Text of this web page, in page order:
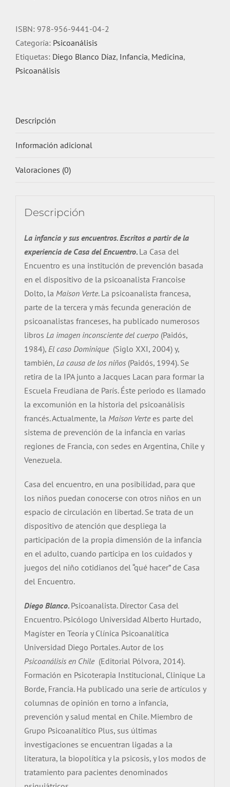
ISBN: 978-956-9441-04-2
Categoría: Psicoanálisis
Etiquetas: Diego Blanco Díaz, Infancia, Medicina,
Psicoanálisis
Descripción
Información adicional
Valoraciones (0)
Descripción
La infancia y sus encuentros. Escritos a partir de la
experiencia de Casa del Encuentro. La Casa del
Encuentro es una institución de prevención basada
en el dispositivo de la psicoanalista Francoise
Dolto, la Maison Verte. La psicoanalista francesa,
parte de la tercera y más fecunda generación de
psicoanalistas franceses, ha publicado numerosos
libros La imagen inconsciente del cuerpo(Paidós,
1984), El caso Dominique(Siglo XXI, 2004) y,
también, La causa de los niños (Paidós, 1994). Se
retira de la IPA junto a Jacques Lacan para formar la
Escuela Freudiana de París. Éste periodo es llamado
la excomunión en la historia del psicoanálisis
francés. Actualmente, la Maison Vertees parte del
sistema de prevención de la infancia en varias
regiones de Francia, con sedes en Argentina, Chile y
Venezuela.
Casa del encuentro, en una posibilidad, para que
los niños puedan conocerse con otros niños en un
espacio de circulación en libertad. Se trata de un
dispositivo de atención que despliega la
participación de la propia dimensión de la infancia
en el adulto, cuando participa en los cuidados y
juegos del niño cotidianos del “qué hacer” de Casa
del Encuentro.
Diego Blanco. Psicoanalista. Director Casa del
Encuentro. Psicólogo Universidad Alberto Hurtado,
Magíster en Teoría y Clínica Psicoanalítica
Universidad Diego Portales. Autor de los
Psicoanálisis en Chile(Editorial Pólvora, 2014).
Formación en Psicoterapia Institucional, Clinique La
Borde, Francia. Ha publicado una serie de artículos y
columnas de opinión en torno a infancia,
prevención y salud mental en Chile. Miembro de
Grupo Psicoanalítico Plus, sus últimas
investigaciones se encuentran ligadas a la
literatura, la biopolítica y la psicosis, y los modos de
tratamiento para pacientes denominados